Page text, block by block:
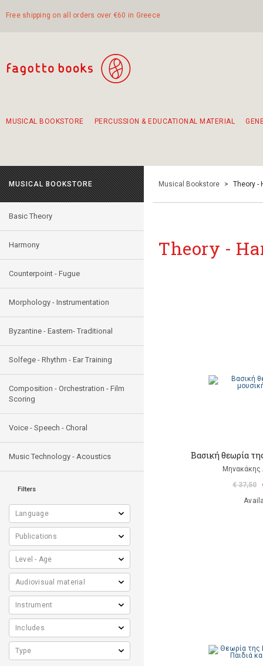
Free shipping on all orders over €60 in Greece
MUSICAL BOOKSTORE PERCUSSION & EDUCATIONAL MATERIAL
MUSICAL BOOKSTORE
Basic Theory
Harmony
Counterpoint - Fugue
Morphology - Instrumentation
Byzantine - Eastern- Traditional
Solfege - Rhythm - Ear Training
Composition - Orchestration - Film
Scoring
Voice - Speech - Choral
Music Technology - Acoustics
Filters
Musical Bookstore > Theory -
Theory -
Βασική θεωρία
Μηνακάκης
€ 37,50